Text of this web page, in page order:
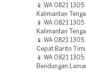
📱 WA 0821
Kalimantan
📱 WA 0821
Kalimantan
📱 WA 0821
Cepat Barito
📱 WA 0821
Bendungan